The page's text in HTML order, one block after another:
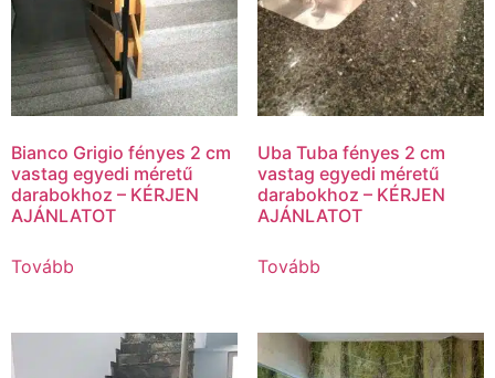
Bianco Grigio fényes 2 cm
vastag egyedi méretű
darabokhoz – KÉRJEN
AJÁNLATOT
Tovább
Uba Tuba fényes 2 cm
vastag egyedi méretű
darabokhoz – KÉRJEN
AJÁNLATOT
Tovább